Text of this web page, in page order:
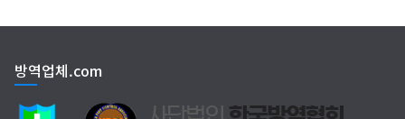
방역업체.com